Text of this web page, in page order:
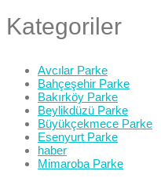
Kategoriler
Avcılar Parke
Bahçeşehir Parke
Bakırköy Parke
Beylikdüzü Parke
Büyükçekmece Parke
Esenyurt Parke
haber
Mimaroba Parke